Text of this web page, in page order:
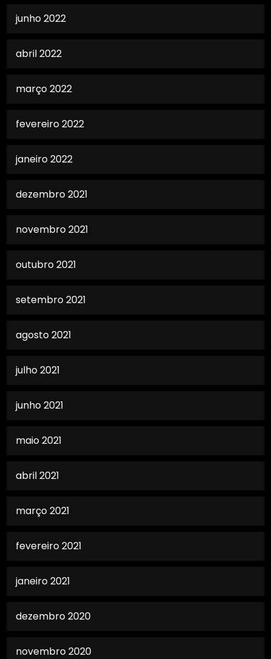
junho 2022
abril 2022
março 2022
fevereiro 2022
janeiro 2022
dezembro 2021
novembro 2021
outubro 2021
setembro 2021
agosto 2021
julho 2021
junho 2021
maio 2021
abril 2021
março 2021
fevereiro 2021
janeiro 2021
dezembro 2020
novembro 2020